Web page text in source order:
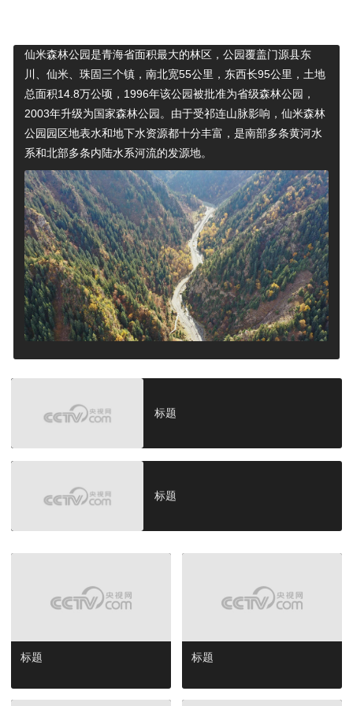
仙米森林公园是青海省面积最大的林区，公园覆盖门源县东
川、仙米、珠固三个镇，南北宽55公里，东西长95公里，土地
总面积14.8万公顷，1996年该公园被批准为省级森林公园，
2003年升级为国家森林公园。由于受祁连山脉影响，仙米森林
公园园区地表水和地下水资源都十分丰富，是南部多条黄河水
系和北部多条内陆水系河流的发源地。
标题
标题
标题 标题